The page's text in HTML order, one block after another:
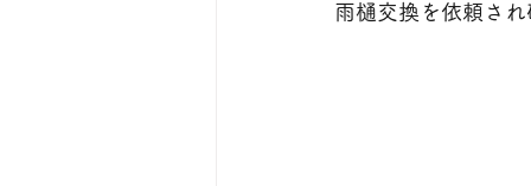
雨樋交換を依頼さ